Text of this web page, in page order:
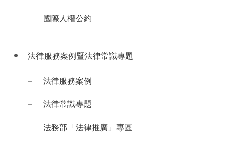
國際人權公約
法律服務案例暨法律常識專題
法律服務案例
法律常識專題
法務部「法律推廣」專區